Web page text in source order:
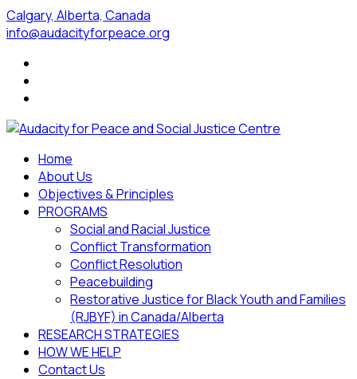
Calgary, Alberta, Canada
info@audacityforpeace.org
Home
About Us
Objectives & Principles
PROGRAMS
Social and Racial Justice
Conflict Transformation
Conflict Resolution
Peacebuilding
Restorative Justice for Black Youth and Families
(RJBYF) in Canada/Alberta
RESEARCH STRATEGIES
HOW WE HELP
Contact Us